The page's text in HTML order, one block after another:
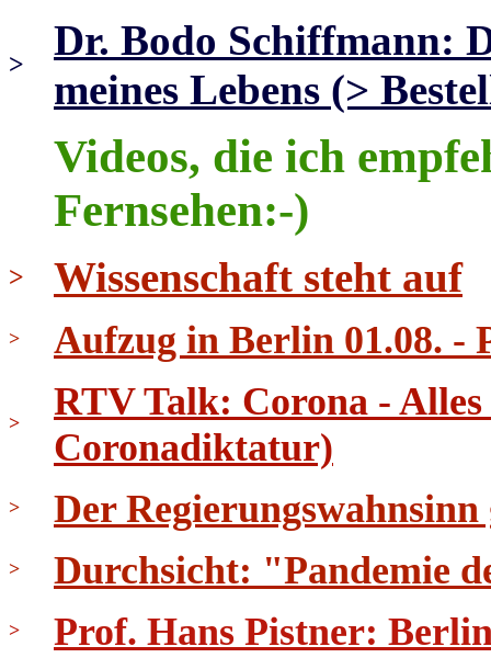
>
Dr. Bodo Schiffmann:
meines Lebens (>
Videos, die ich
Fernsehen:-)
> Wissenschaft steht auf
> Aufzug in Berlin 01.08. -
>
RTV Talk: Corona -
Coronadiktatur)
> Der
> Durchsicht: "Pandemie
> Prof. Hans Pistner: